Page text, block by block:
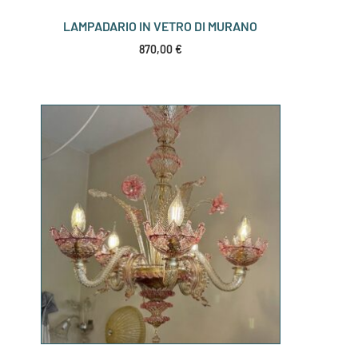
LAMPADARIO IN VETRO DI MURANO
870,00€